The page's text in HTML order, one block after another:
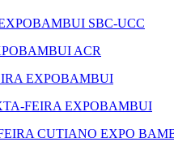
SBC-UCC
ACR
EXPOBAMBUI
FEIRA EXPOBAMBUI
CUTIANO EXPO